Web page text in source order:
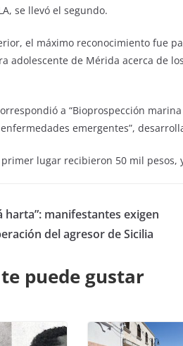
se llevó el segundo.
el máximo reconocimiento fue
adolescente de Mérida acerca de
a “Bioprospección
emergentes”,
lugar recibieron 50 mil pesos,
harta”: manifestantes exigen
del agresor de Sicilia
puede gustar